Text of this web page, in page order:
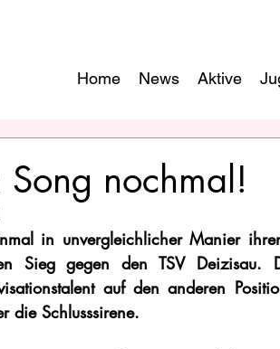
Home News Aktive
nochmal!
in unvergleichlicher Manier
Sieg gegen den TSV Deizisau.
auf den anderen
die Schlusssirene.